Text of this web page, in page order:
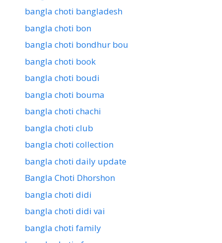
bangla choti bangladesh
bangla choti bon
bangla choti bondhur bou
bangla choti book
bangla choti boudi
bangla choti bouma
bangla choti chachi
bangla choti club
bangla choti collection
bangla choti daily update
Bangla Choti Dhorshon
bangla choti didi
bangla choti didi vai
bangla choti family